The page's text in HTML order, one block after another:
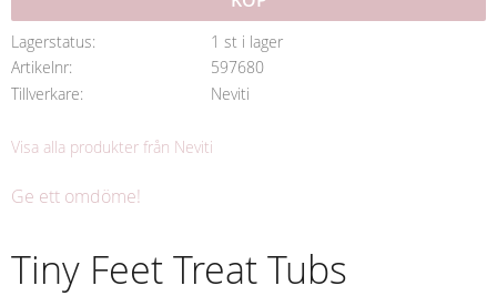
Lagerstatus
1 st i lager
Artikelnr
597680
Tillverkare
Neviti
Visa alla produkter från Neviti
Ge ett omdöme!
Tiny Feet Treat Tubs